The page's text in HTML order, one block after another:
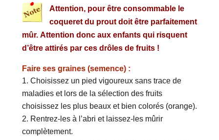
Attention, pour être consommable le
coqueret du prout doit être parfaitement
mûr. Attention donc aux enfants qui risquent
d’être attirés par ces drôles de fruits !
Faire ses graines (semence) :
Choisissez un pied vigoureux sans trace de
maladies et lors de la sélection des fruits
choisissez les plus beaux et bien colorés (orange).
Rentrez-les à l’abri et laissez-les mûrir
complètement.